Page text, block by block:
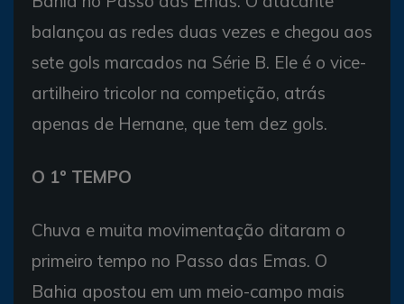
balançou as redes duas vezes e chegou aos
sete gols marcados na Série B. Ele é o vice-
artilheiro tricolor na competição, atrás
apenas de Hernane, que tem dez gols.
O 1º TEMPO
Chuva e muita movimentação ditaram o
primeiro tempo no Passo das Emas. O
Bahia apostou em um meio-campo mais